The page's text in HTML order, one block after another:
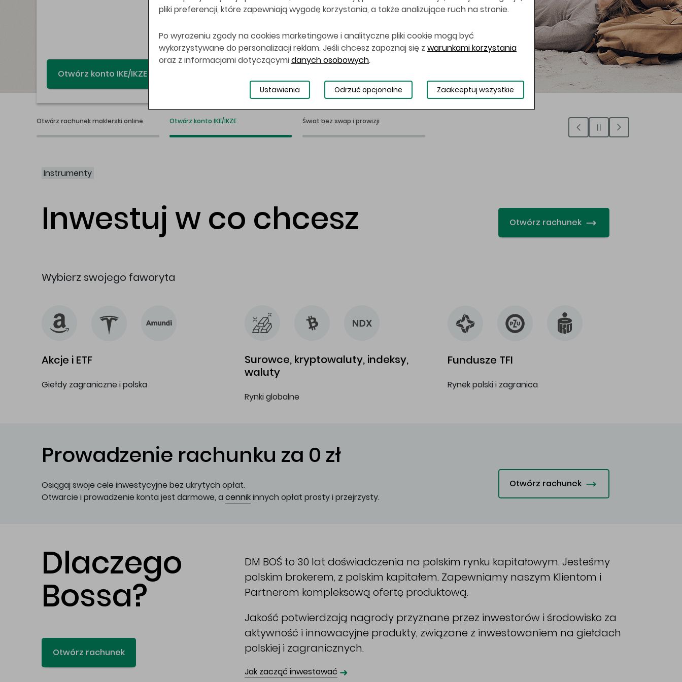
Świat bez swap
Otwórz rachunek maklerski online Otwórz konto IKE/IKZE Świat bez swap i prowizji
Instrumenty
Inwestuj w co chcesz Otwórz rachunek
Wybierz swojego faworyta
Akcje i ETF
Giełdy zagraniczne i polska
Surowce, kryptowaluty, indeksy,
waluty
Rynki globalne
Fundusze TFI
Rynek polski i zagranica
Prowadzenie rachunku za 0 zł
Osiągaj swoje cele inwestycyjne bez ukrytych opłat.
Otwarcie i prowadzenie konta jest darmowe, a cennikinnych opłat prosty i przejrzysty.
Otwórz rachunek
Dlaczego
Bossa?
Otwórz rachunek
DM BOŚ to 30 lat doświadczenia na polskim rynku kapitałowym. Jesteśmy
polskim brokerem, z polskim kapitałem. Zapewniamy naszym Klientom i
Partnerom kompleksową ofertę produktową.
Jakość potwierdzają nagrody przyznane przez inwestorów i środowisko za
aktywność i innowacyjne produkty, związane z inwestowaniem na giełdach
polskiej i zagranicznych.
Jak zacząć inwestować ➜
pliki preferencji, które zapewniają wygodę korzystania, a także analizujące ruch na stronie.
Po wyrażeniu zgody na cookies marketingowe i analityczne pliki cookie mogą być
wykorzystywane do personalizacji reklam. Jeśli chcesz zapoznaj się z warunkami korzystania
oraz z informacjami dotyczącymidanych osobowych.
Ustawienia Odrzuć opcjonalne Zaakceptuj wszystkie